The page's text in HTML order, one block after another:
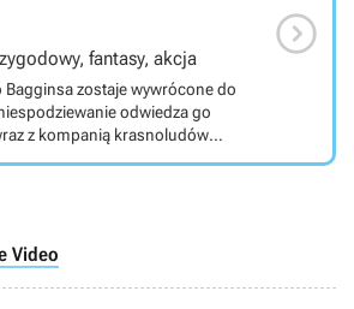
fantasy, akcja
Bagginsa zostaje wywrócone do
odwiedza go
z kompanią krasnoludów
którego strzeże
Pierwsza część trylogii
Hobbit autorstwa J.R.R.

Video